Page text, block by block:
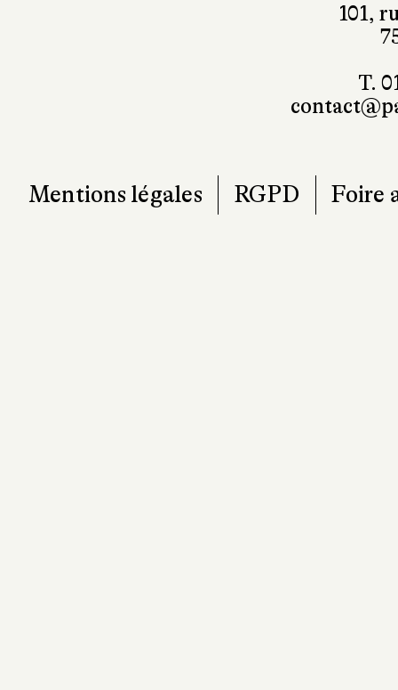
101,
T.
Mentions légales RGPD Foire